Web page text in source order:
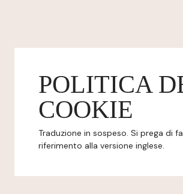
POLITICA
COOKIE
Traduzione in sospeso. Si prega di
riferimento alla versione inglese.